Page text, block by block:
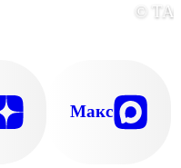
©
Макс